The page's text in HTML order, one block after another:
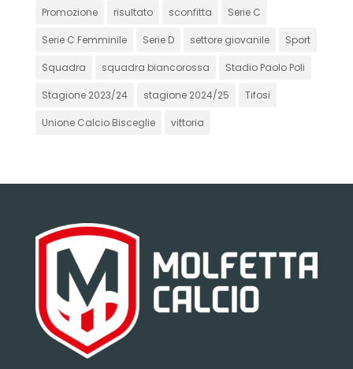
Promozione risultato sconfitta Serie C
Serie C Femminile Serie D settore giovanile Sport
Squadra squadra biancorossa Stadio Paolo Poli
Stagione 2023/24 stagione 2024/25 Tifosi
Unione Calcio Bisceglie vittoria